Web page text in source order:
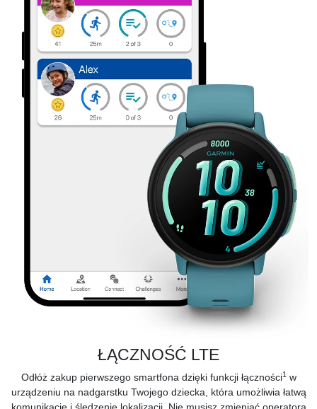
ŁĄCZNOŚĆ LTE
Odłóż zakup pierwszego smartfona dzięki funkcji łączności1 w
urządzeniu na nadgarstku Twojego dziecka, która umożliwia łatwą